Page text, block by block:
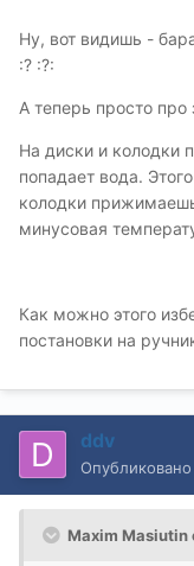
Ну, вот видишь -
:? :?:
А теперь просто про
На диски и колодки
попадает вода.
колодки
минусовая
Как можно этого
постановки на
ddv
Опубликовано
Maxim Masiutin